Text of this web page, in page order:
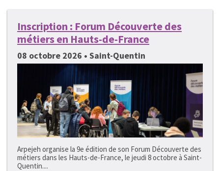
Inscription : Forum Découverte des
métiers en Hauts-de-France
08 octobre 2026 • Saint-Quentin
Arpejeh organise la 9e édition de son Forum Découverte des
métiers dans les Hauts-de-France, le jeudi 8 octobre à Saint-
Quentin....